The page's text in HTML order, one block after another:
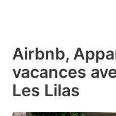
Airbnb,
vacances
Les Lilas